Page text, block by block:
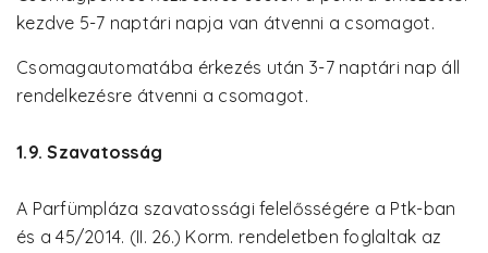
kezdve 5-7 naptári napja van átvenni a csomagot.
Csomagautomatába érkezés után 3-7 naptári nap áll
rendelkezésre átvenni a csomagot.
1.9. Szavatosság
A Parfümpláza szavatossági felelősségére a Ptk-ban
és a 45/2014. (II. 26.) Korm. rendeletben foglaltak az